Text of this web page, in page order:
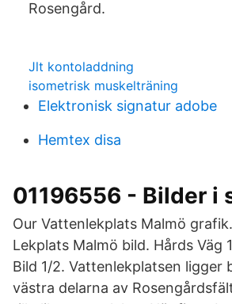
Rosengård.
Jlt kontoladdning
isometrisk muskelträning
Elektronisk signatur adobe
Hemtex disa
01196556 - Bilder i
Our Vattenlekplats Malmö grafik.
Lekplats Malmö bild. Hårds Väg
Bild 1/2. Vattenlekplatsen ligger
västra delarna av